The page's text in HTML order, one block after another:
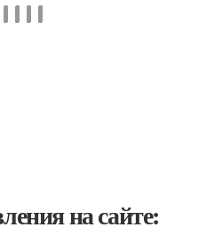
на сайте: